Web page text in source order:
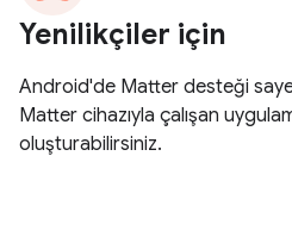
Yenilikçiler için
Android'de Matter desteği
Matter cihazıyla çalışan
oluşturabilirsiniz.